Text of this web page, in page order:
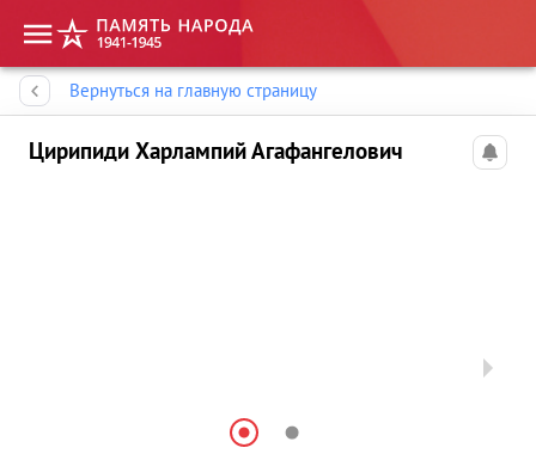
Вернуться на главную страницу
Цирипиди Харлампий Агафангелович
Память народа